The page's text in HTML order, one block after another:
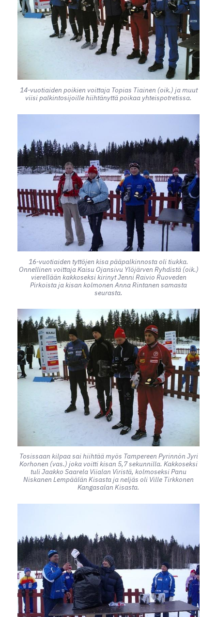
14-vuotiaiden poikien voittaja Topias Tiainen (oik.) ja muut
viisi palkintosijoille hiihtänyttä poikaa yhteispotretissa.
16-vuotiaiden tyttöjen kisa pääpalkinnosta oli tiukka.
Onnellinen voittaja Kaisu Ojansivu Ylöjärven Ryhdistä (oik.)
vierellään kakkoseksi kirinyt Jenni Raivio Ruoveden
Pirkoista ja kisan kolmonen Anna Rintanen samasta
seurasta.
Tosissaan kilpaa sai hiihtää myös Tampereen Pyrinnön Jyri
Korhonen (vas.) joka voitti kisan 5,7 sekunnilla. Kakkoseksi
tuli Jaakko Saarela Viialan Viristä, kolmoseksi Panu
Niskanen Lempäälän Kisasta ja neljäs oli Ville Tirkkonen
Kangasalan Kisasta.